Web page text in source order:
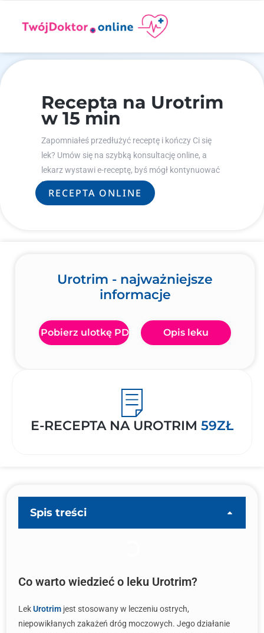
Recepta na Urotrim
w 15 min
Zapomniałeś przedłużyć receptę i kończy Ci się
lek? Umów się na szybką konsultację online, a
lekarz wystawi e-receptę, byś mógł kontynuować
leczenie.
RECEPTA ONLINE
Urotrim - najważniejsze
informacje
Pobierz ulotkę PDF Opis leku
E-RECEPTA NA UROTRIM 59ZŁ
Spis treści
Co warto wiedzieć o leku Urotrim?
LekUrotrim jest stosowany w leczeniu ostrych,
niepowikłanych zakażeń dróg moczowych. Jego działanie